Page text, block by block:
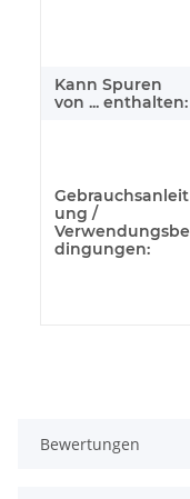
Kann Spuren
von ... enthalten:
Gebrauchsanleit
ung /
Verwendungsbe
dingungen:
Bewertungen